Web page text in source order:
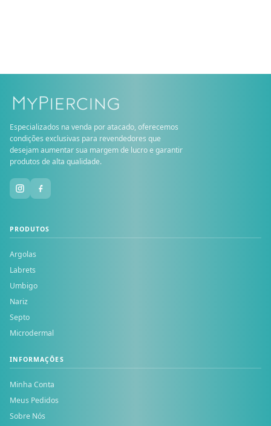
Especializados na venda por atacado, oferecemos
condições exclusivas para revendedores que
desejam aumentar sua margem de lucro e garantir
produtos de alta qualidade.
PRODUTOS
Argolas
Labrets
Umbigo
Nariz
Septo
Microdermal
INFORMAÇÕES
Minha Conta
Meus Pedidos
Sobre Nós